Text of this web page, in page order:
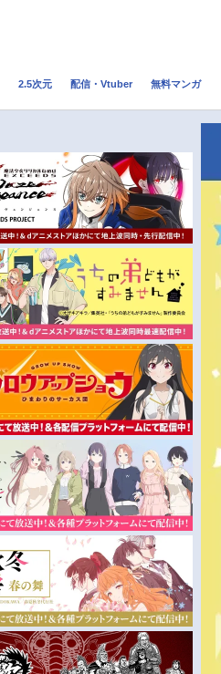
トレンド
秋アニメ
冬アニメ
2.5次元 配信・Vtuber 無料マンガ